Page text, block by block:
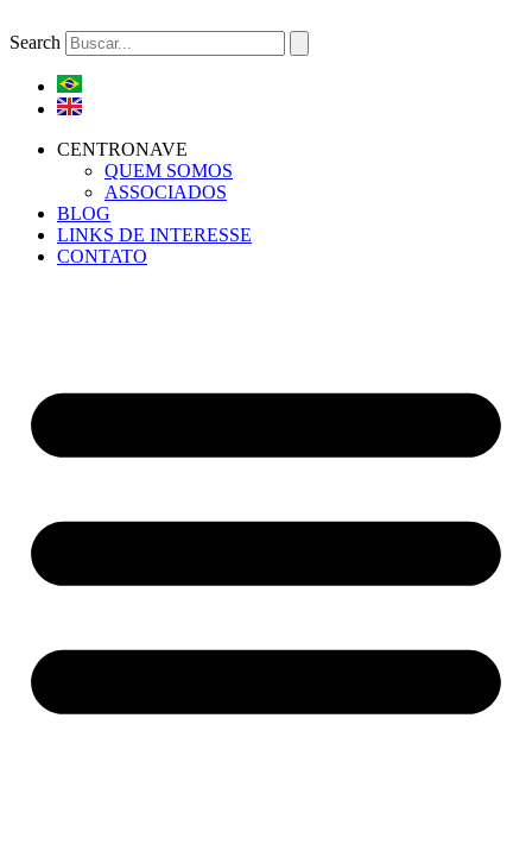
para
conteúdo
Search
CENTRONAVE
QUEM SOMOS
ASSOCIADOS
BLOG
LINKS DE INTERESSE
CONTATO